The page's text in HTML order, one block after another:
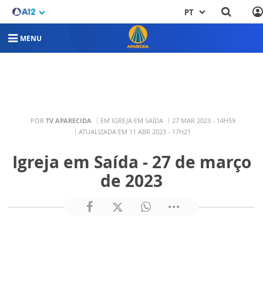
PT
MENU
POR TV APARECIDA EM IGREJA EM SAÍDA
27 MAR 2023 - 14H59
ATUALIZADA EM 11 ABR 2023 - 17H21
Igreja em Saída - 27 de março
de 2023